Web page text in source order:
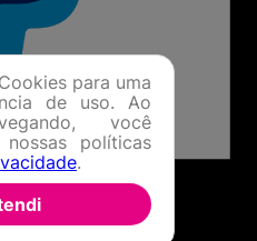
para uma
de uso. Ao
você
políticas
.